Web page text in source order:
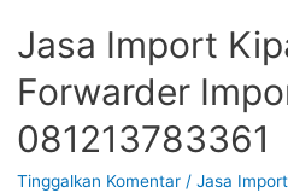
Jasa Import
Forwarder
081213783361
Tinggalkan Komentar / Jasa Import